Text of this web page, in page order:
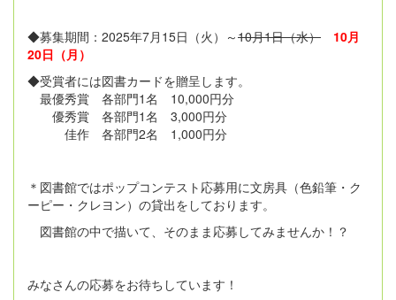
◆募集期間：2025年7月15日（火）～10月1日（水）
10月
20日（月）
◆受賞者には図書カードを贈呈します。
最優秀賞 各部門1名 10,000円分
優秀賞 各部門1名 3,000円分
佳作 各部門2名 1,000円分
＊図書館ではポップコンテスト応募用に文房具（色鉛筆・ク
ーピー・クレヨン）の貸出をしております。
図書館の中で描いて、そのまま応募してみませんか！？
みなさんの応募をお待ちしています！